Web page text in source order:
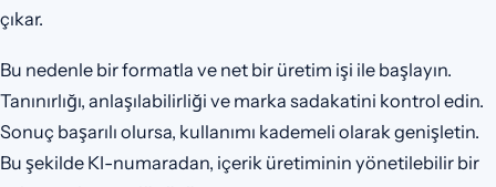
çıkar.
Bu nedenle bir formatla ve net bir üretim işi ile başlayın.
Tanınırlığı, anlaşılabilirliği ve marka sadakatini kontrol edin.
Sonuç başarılı olursa, kullanımı kademeli olarak genişletin.
Bu şekilde KI-numaradan, içerik üretiminin yönetilebilir bir